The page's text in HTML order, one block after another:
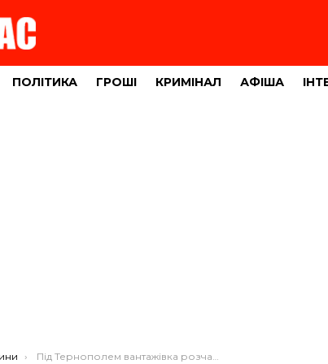
ПОЛІТИКА ГРОШІ КРИМІНАЛ АФІША
Під Тернополем вантажівка розчавила водія